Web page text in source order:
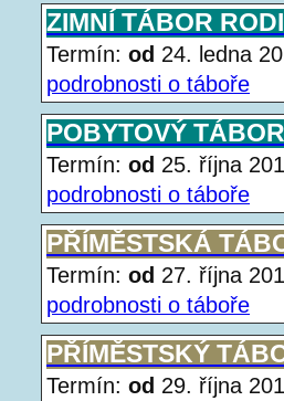
ZIMNÍ TÁBOR
Termín: od 24. ledna
podrobnosti o táboře
POBYTOVÝ
Termín: od 25. října
podrobnosti o táboře
PŘÍMĚSTSKÁ
Termín: od 27. října
podrobnosti o táboře
PŘÍMĚSTSKÝ
Termín: od 29. října